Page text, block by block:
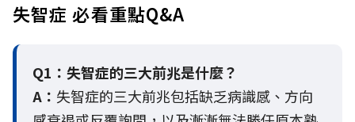
失智症 必看重點Q&A
Q1：失智症的三大前兆是什麼？
A： 失智症的三大前兆包括缺乏病識感、方向